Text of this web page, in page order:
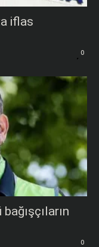
iflas
0
0